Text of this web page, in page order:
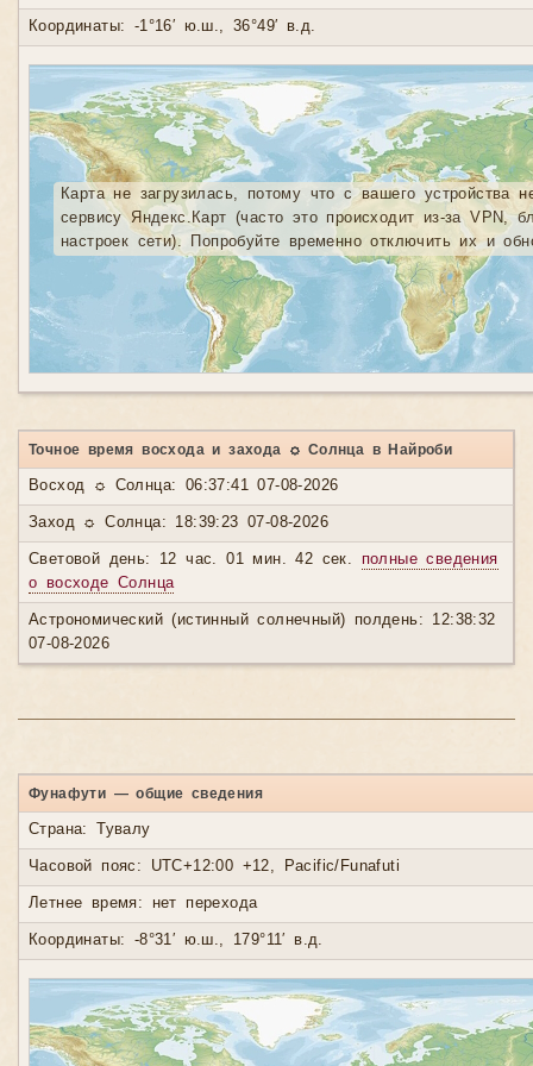
Координаты: -1°16′ ю.ш., 36°49′ в.д.
Карта не загрузилась, потому что с вашего устройства
сервису Яндекс.Карт (часто это происходит из-за VPN,
настроек сети). Попробуйте временно отключить их и
Точное время восхода и захода ☼ Солнца в Найроби
Восход ☼ Солнца: 06:37:41 07-08-2026
Заход ☼ Солнца: 18:39:23 07-08-2026
Световой день: 12 час. 01 мин. 42 сек. полные сведения
о восходе Солнца
Астрономический (истинный солнечный) полдень: 12:38:32
07-08-2026
Фунафути — общие сведения
Страна: Тувалу
Часовой пояс: UTC+12:00 +12, Pacific/Funafuti
Летнее время: нет перехода
Координаты: -8°31′ ю.ш., 179°11′ в.д.